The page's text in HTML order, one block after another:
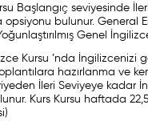
Başlangıç seviyesinde
bulunur. General
Genel
Kursu ’nda İngilizcenizi
hazırlanma ve
İleri Seviyeye
Kurs Kursu haftada